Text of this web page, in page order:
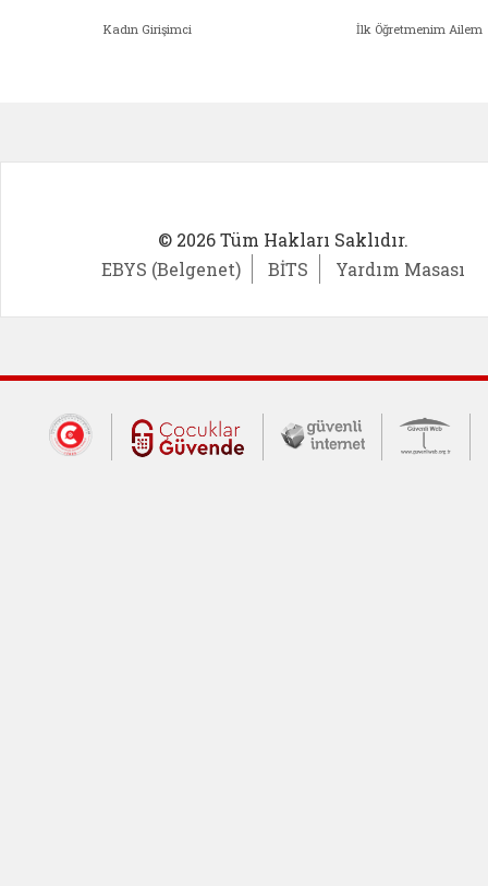
Kadın Girişimci İlk Öğretmenim Ailem
© 2026 Tüm Hakları Saklıdır.
EBYS (Belgenet)
BİTS Yardım Masası
Dış Bağlantılar
Cumhurbaşkanlığı İletişim Merkezi
Çocuklar Güvende (yeni
Güvenli